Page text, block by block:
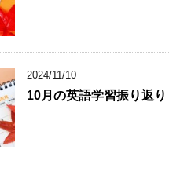
2024/11/10
10月の英語学習振り返り